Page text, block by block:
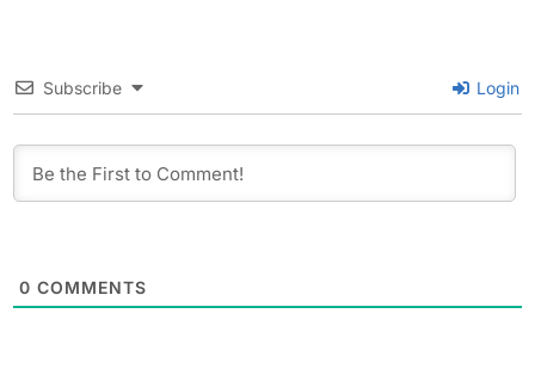
Subscribe Login
0 COMMENTS